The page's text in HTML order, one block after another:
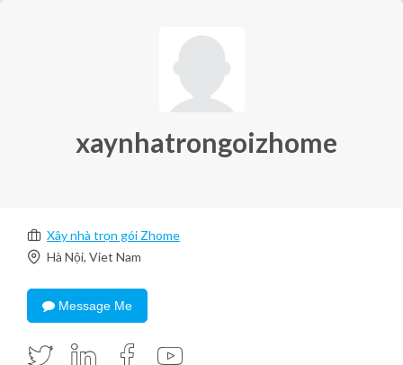
xaynhatrongoizhome
Xây nhà trọn gói Zhome
Hà Nội, Viet Nam
Message Me